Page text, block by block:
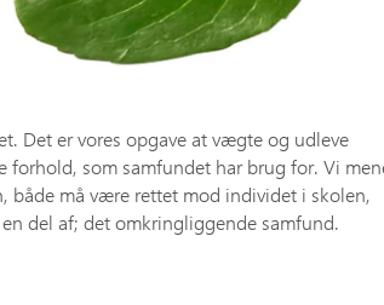
Det er vores opgave at vægte og udleve
som samfundet har brug for. Vi
både må være rettet mod individet i skolen,
del af; det omkringliggende samfund.